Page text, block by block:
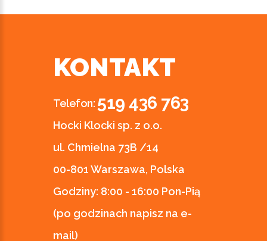
KONTAKT
Telefon: 519 436 763
Hocki Klocki sp. z o.o.
ul. Chmielna 73B /14
00-801 Warszawa, Polska
Godziny: 8:00 - 16:00 Pon-Pią
(po godzinach napisz na e-
mail)